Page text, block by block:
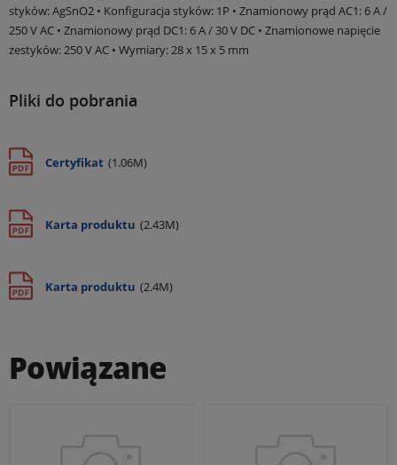
styków: AgSnO2 • Konfiguracja styków: 1P • Znamionowy prąd AC1: 6 A /
250 V AC • Znamionowy prąd DC1: 6 A / 30 V DC • Znamionowe napięcie
zestyków: 250 V AC • Wymiary: 28 x 15 x 5 mm
Pliki do pobrania
Certyfikat (1.06M)
Karta produktu (2.43M)
Karta produktu (2.4M)
Powiązane